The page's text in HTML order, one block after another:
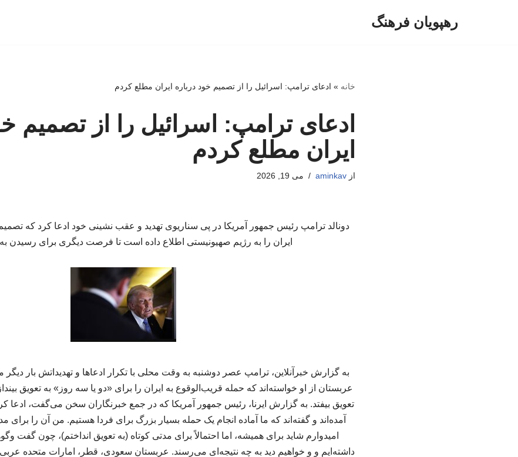
رهپویان فرهنگ
خانه » ادعای ترامپ: اسرائیل را از تصمیم خود درباره ایران مطلع کردم
ادعای ترامپ: اسرائیل را از تصمیم
ایران مطلع کردم
ازaminkav می 19, 2026
دونالد ترامپ رئیس جمهور آمریکا در پی سناریوی تهدید و عقب نشینی خود ادعا کرد که تصمیم
ایران را به رژیم صهیونیستی اطلاع داده است تا فرصت دیگری برای رسیدن به
به گزارش خبرآنلاین، ترامپ عصر دوشنبه به وقت محلی با تکرار ادعاها و تهدیداتش بار
عربستان از او خواسته‌اند که حمله قریب‌الوقوع به ایران را برای «دو یا سه روز» به تعویق
تعویق بیفتد. به گزارش ایرنا، رئیس جمهور آمریکا که در جمع خبرنگاران سخن می‌گفت،
آمده‌اند و گفته‌اند که ما آماده انجام یک حمله بسیار بزرگ برای فردا هستیم. من آن را برای
امیدوارم شاید برای همیشه، اما احتمالاً برای مدتی کوتاه (به تعویق انداختم)، چون گفت‌
داشته‌ایم و و خواهیم دید به چه نتیجه‌ای می‌رسند. عربستان سعودی، قطر، امارات متحده